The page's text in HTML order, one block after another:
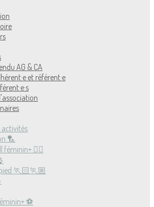
AG & CA
et référent·e
activités
🏸
féminin+ ⛹🏻
🏃🏻🏃🏼
⚽️